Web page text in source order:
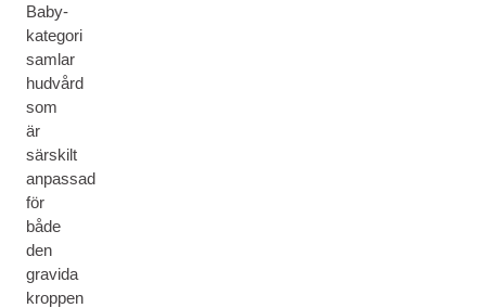
Baby-
kategori
samlar
hudvård
som
är
särskilt
anpassad
för
både
den
gravida
kroppen